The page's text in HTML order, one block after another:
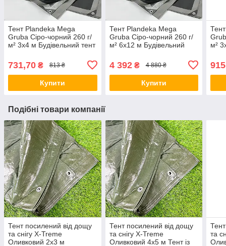
Тент Plandeka Mega
Gruba Сіро-чорний 260 г/
м² 3х4 м Будівельний тент
захисту сонця
731,70 ₴ 813 ₴
Купити
Тент Plandeka Mega
Gruba Сіро-чорний 260 г/
м² 6х12 м Будівельний
Садовий тент для пікніка
4 392₴ 4 880 ₴
Купити
м²
для
Подібні товари компанії
Тент посилений від дощу
та снігу X-Treme
Оливковий 2х3 м
Тент посилений від дощу
та снігу X-Treme
Оливковий 4х5 м Тент із
та